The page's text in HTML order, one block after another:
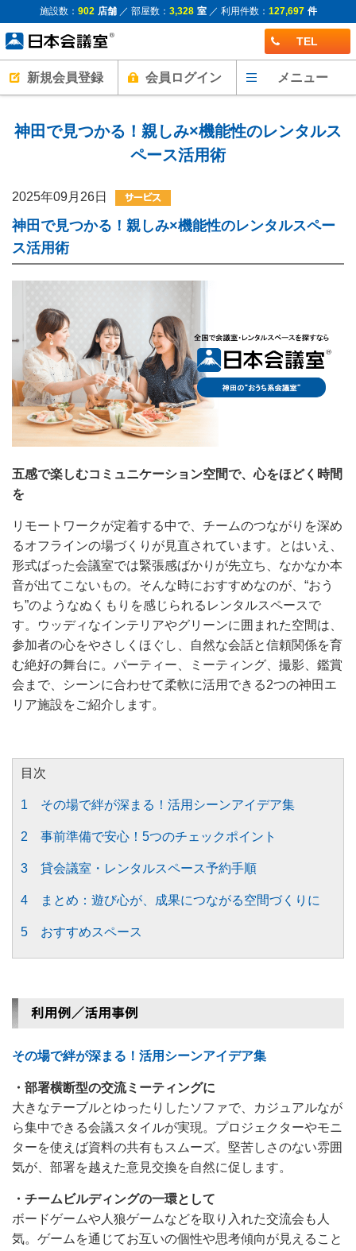
施設数： 902 店舗／ 部屋数： 3,328 室／ 利用件数： 127,697 件
TEL
新規会員登録 会員ログイン メニュー
神田で見つかる！親しみ×機能性のレンタルス
ペース活用術
2025年09月26日
神田で見つかる！親しみ×機能性のレンタルスペー
ス活用術
五感で楽しむコミュニケーション空間で、心をほどく時間
を
リモートワークが定着する中で、チームのつながりを深め
るオフラインの場づくりが見直されています。とはいえ、
形式ばった会議室では緊張感ばかりが先立ち、なかなか本
音が出てこないもの。そんな時におすすめなのが、“おう
ち”のようなぬくもりを感じられるレンタルスペースで
す。ウッディなインテリアやグリーンに囲まれた空間は、
参加者の心をやさしくほぐし、自然な会話と信頼関係を育
む絶好の舞台に。パーティー、ミーティング、撮影、鑑賞
会まで、シーンに合わせて柔軟に活用できる2つの神田エ
リア施設をご紹介します。
目次
1 その場で絆が深まる！活用シーンアイデア集
2 事前準備で安心！5つのチェックポイント
3 貸会議室・レンタルスペース予約手順
4 まとめ：遊び心が、成果につながる空間づくりに
5 おすすめスペース
その場で絆が深まる！活用シーンアイデア集
・部署横断型の交流ミーティングに
大きなテーブルとゆったりしたソファで、カジュアルなが
ら集中できる会議スタイルが実現。プロジェクターやモニ
ターを使えば資料の共有もスムーズ。堅苦しさのない雰囲
気が、部署を越えた意見交換を自然に促します。
・チームビルディングの一環として
ボードゲームや人狼ゲームなどを取り入れた交流会も人
気。ゲームを通じてお互いの個性や思考傾向が見えること